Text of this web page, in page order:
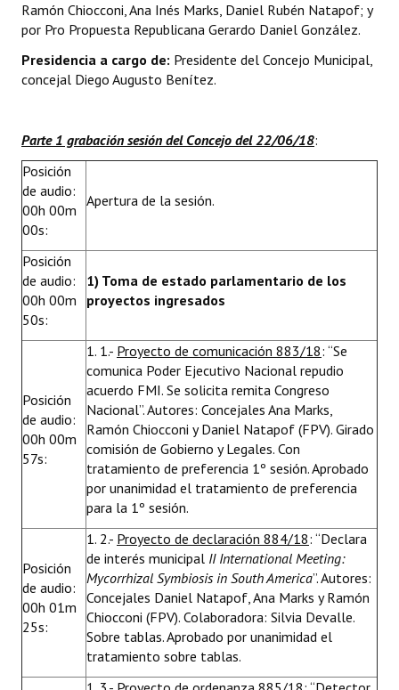
Actas de Audiencias Públicas
NORMATIVA
Declaraciones
Resoluciones
Resoluciones de Presidencia
INSTITUCIONAL
Antiguos Pobladores
Noticias Destacadas
Registros y Distinciones
Datos Históricos
Premio al Mérito - Registro
Audiencias Públicas - Registro
Mujeres que Dejaron Huellas - Registro
Periodistas Decanos - Registro
Ciudadano Ilustre - Registro
Banca del Vecino - Registro
Huéspedes de Honor - Registro
Ramón Chiocconi, Ana Inés Marks, Daniel Rubén Natapof; y
por Pro Propuesta Republicana Gerardo Daniel González.
Presidencia a cargo de: Presidente del Concejo Municipal,
concejal Diego Augusto Benítez.
Parte 1 grabación sesión del Concejo del 22/06/18:
Posición
de audio:
00h 00m
00s:
Apertura de la sesión.
Posición
de audio:
00h 00m
50s:
1) Toma de estado parlamentario de los
proyectos ingresados
Posición
de audio:
00h 00m
57s:
1. 1.- Proyecto de comunicación 883/18: “Se
comunica Poder Ejecutivo Nacional repudio
acuerdo FMI. Se solicita remita Congreso
Nacional”. Autores: Concejales Ana Marks,
Ramón Chiocconi y Daniel Natapof (FPV). Girado
comisión de Gobierno y Legales. Con
tratamiento de preferencia 1º sesión. Aprobado
por unanimidad el tratamiento de preferencia
para la 1º sesión.
Posición
de audio:
00h 01m
25s:
1. 2.- Proyecto de declaración 884/18: “Declara
de interés municipal II International Meeting:
Mycorrhizal Symbiosis in South America”. Autores:
Concejales Daniel Natapof, Ana Marks y Ramón
Chiocconi (FPV). Colaboradora: Silvia Devalle.
Sobre tablas. Aprobado por unanimidad el
tratamiento sobre tablas.